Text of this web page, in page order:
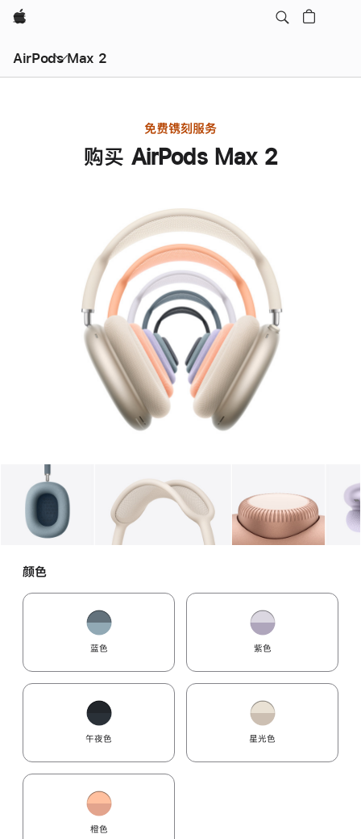
Apple
AirPods Max 2
免费镌刻服务
购买 AirPods Max 2
图库 1 图库 图像 图库 图像
颜色
蓝色 紫色
午夜色 星光色
橙色